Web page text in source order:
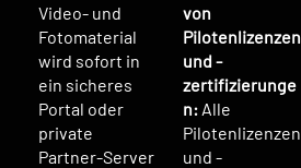
Video- und
Fotomaterial
wird sofort in
ein sicheres
Portal oder
private
Partner-Server
von
Pilotenlizenzen
und -
zertifizierunge
n: Alle
Pilotenlizenzen
und -